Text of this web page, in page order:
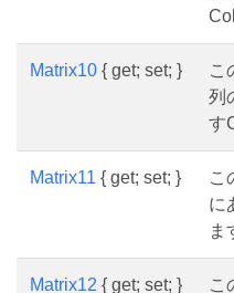
Matrix10 { get; set; }
こ
列
す
Matrix11 { get; set; }
こ
に
ま
Matrix12 { get; set; }
こ